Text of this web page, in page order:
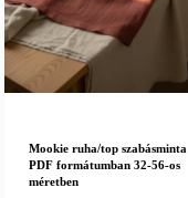
Mookie ruha/top szabásminta
PDF formátumban 32-56-os
méretben